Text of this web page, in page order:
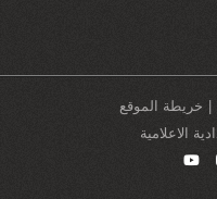
خريطة الموقع